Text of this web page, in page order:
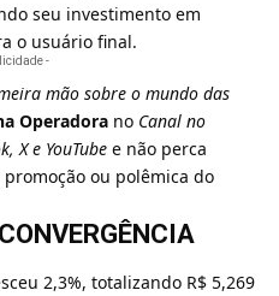
seu investimento em
o usuário final.
-
mão sobre o mundo das
Operadora no Canal no
,Xe YouTube e não perca
ou polêmica do
2,3%, totalizando R$ 5,269